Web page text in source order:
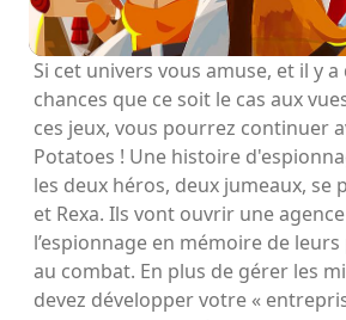
Si cet univers vous amuse, et il y
chances que ce soit le cas aux
ces jeux, vous pourrez continuer
Potatoes ! Une histoire
les deux héros, deux jumeaux, se
et Rexa. Ils vont ouvrir une
l’espionnage en mémoire de
au combat. En plus de gérer les
devez développer votre «